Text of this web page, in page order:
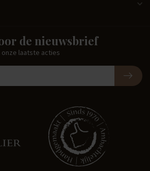
de nieuwsbrief
laatste acties